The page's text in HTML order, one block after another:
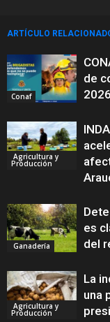
ARTÍCULO
Conaf
de
Agricultura y
Producción
Ganadería
es
del
Agricultura y
Producción
La
una